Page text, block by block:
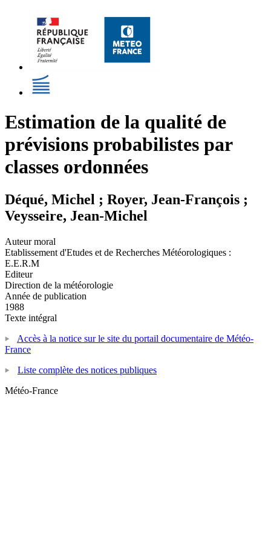
Estimation de la qualité de
prévisions probabilistes par
classes ordonnées
Déqué, Michel ; Royer, Jean-François ;
Veysseire, Jean-Michel
Auteur moral
Etablissement d'Etudes et de Recherches Météorologiques :
E.E.R.M
Editeur
Direction de la météorologie
Année de publication
1988
Texte intégral
Accès à la notice sur le site du portail documentaire de Météo-
France
Liste complète des notices publiques
Météo-France